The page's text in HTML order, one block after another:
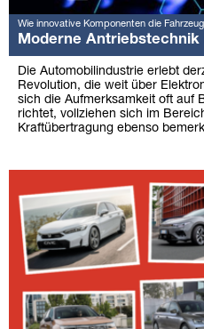
Wie innovative Komponenten die
Moderne Antriebstechnik
Die Automobilindustrie erlebt
Revolution, die weit über
sich die Aufmerksamkeit oft auf
richtet, vollziehen sich im
Kraftübertragung ebenso